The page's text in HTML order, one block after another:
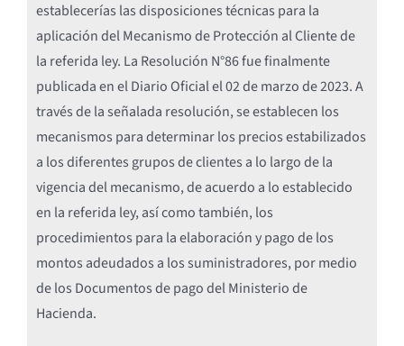
establecerías las disposiciones técnicas para la
aplicación del Mecanismo de Protección al Cliente de
la referida ley. La Resolución N°86 fue finalmente
publicada en el Diario Oficial el 02 de marzo de 2023. A
través de la señalada resolución, se establecen los
mecanismos para determinar los precios estabilizados
a los diferentes grupos de clientes a lo largo de la
vigencia del mecanismo, de acuerdo a lo establecido
en la referida ley, así como también, los
procedimientos para la elaboración y pago de los
montos adeudados a los suministradores, por medio
de los Documentos de pago del Ministerio de
Hacienda.